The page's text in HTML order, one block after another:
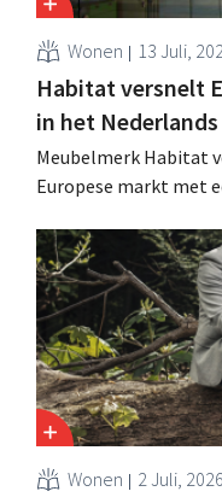
Wonen 13 Juli,
Habitat versnelt
in het Nederlands
Meubelmerk Habitat
Europese markt met
unique groeit het
aanwezigheid in
Wonen 2 Juli, 2026